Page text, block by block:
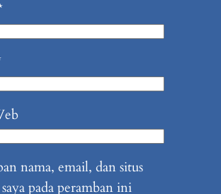
nama, email, dan situs
pada peramban ini